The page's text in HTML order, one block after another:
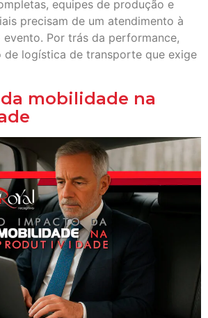
equipes de produção e
precisam de um atendimento à
Por trás da performance,
de logística de transporte que exige
mobilidade na